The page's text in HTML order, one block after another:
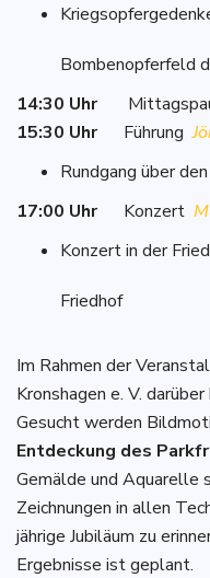
Bombenopferfeld
14:30 Uhr
15:30 Uhr
Führung
Rundgang über
17:00 UhrKonzert
Konzert in der
Friedhof
Im Rahmen der
Kronshagen e. V. darüber
Gesucht werden
Entdeckung des
Gemälde und Aquarelle
Zeichnungen in allen
jährige Jubiläum zu
Ergebnisse ist geplant.